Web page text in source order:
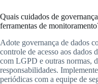
Quais cuidados de
ferramentas de
Adote governança de dados
controle de acesso aos dados
com LGPD e outras normas,
responsabilidades.
periódicas com a equipe de